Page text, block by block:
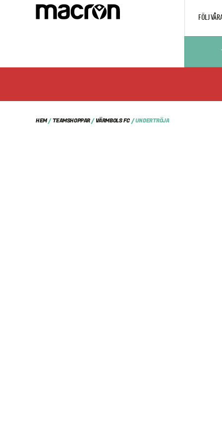
FÖLJ
HEM/TEAMSHOPPAR/VÄRMBOLS FC/ UNDERTRÖJA